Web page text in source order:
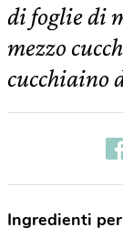
di foglie di
mezzo
cucchiaino
Ingredienti